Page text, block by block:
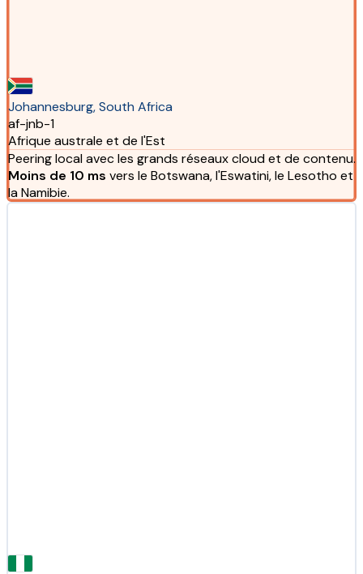
Johannesburg, South Africa
af-jnb-1
Afrique australe et de l'Est
Peering local avec les grands réseaux cloud et de contenu.
Moins de 10 ms vers le Botswana, l'Eswatini, le Lesotho et
la Namibie.